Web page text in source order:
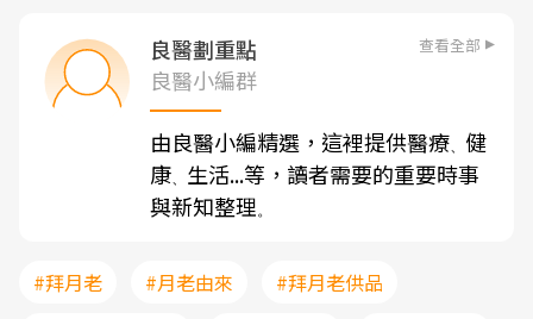
良醫劃重點 查看全部
良醫小編群
由良醫小編精選，這裡提供醫療、 健
康、 生活...等，讀者需要的重要時事
與新知整理。
#拜月老 #月老由來
#拜月老供品